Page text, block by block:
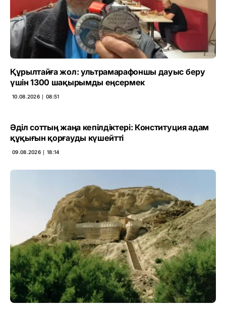
Құрылтайға жол: ультрамарафоншы дауыс беру
үшін 1300 шақырымды еңсермек
10.08.2026 ∣ 08:51
Әділ соттың жаңа кепілдіктері: Конституция адам
құқығын қорғауды күшейтті
09.08.2026 ∣ 18:14